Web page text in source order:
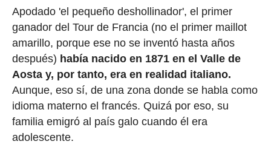
Apodado 'el pequeño deshollinador', el primer
ganador del Tour de Francia (no el primer maillot
amarillo, porque ese no se inventó hasta años
después) había nacido en 1871 en el Valle de
Aosta y, por tanto, era en realidad italiano.
Aunque, eso sí, de una zona donde se habla como
idioma materno el francés. Quizá por eso, su
familia emigró al país galo cuando él era
adolescente.